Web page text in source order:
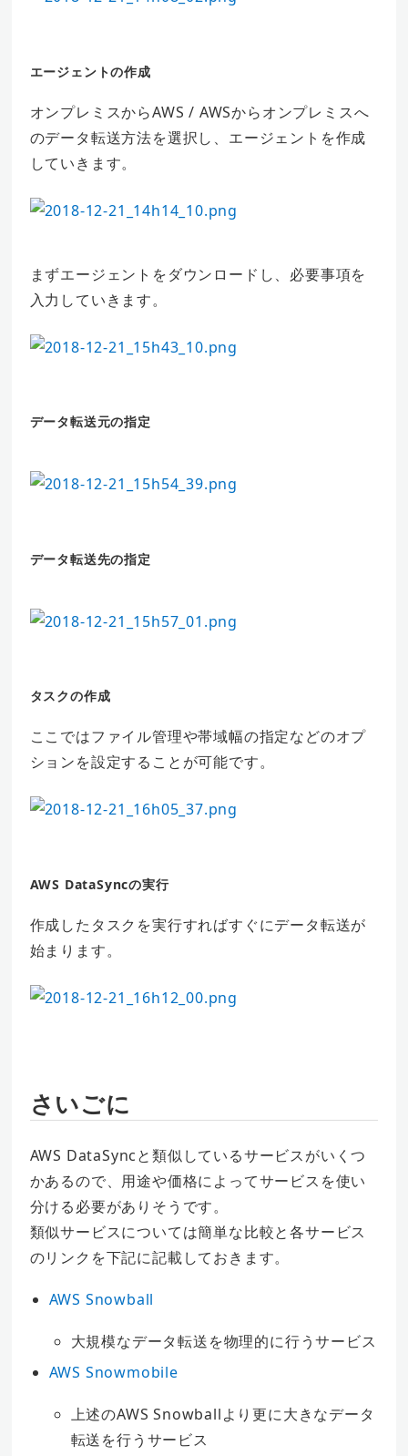
エージェントの作成
オンプレミスからAWS / AWSからオンプレミスへ
のデータ転送方法を選択し、エージェントを作成
していきます。
まずエージェントをダウンロードし、必要事項を
入力していきます。
データ転送元の指定
データ転送先の指定
タスクの作成
ここではファイル管理や帯域幅の指定などのオプ
ションを設定することが可能です。
AWS DataSyncの実行
作成したタスクを実行すればすぐにデータ転送が
始まります。
さいごに
AWS DataSyncと類似しているサービスがいくつ
かあるので、用途や価格によってサービスを使い
分ける必要がありそうです。
類似サービスについては簡単な比較と各サービス
のリンクを下記に記載しておきます。
AWS Snowball
大規模なデータ転送を物理的に行うサービス
AWS Snowmobile
上述のAWS Snowballより更に大きなデータ
転送を行うサービス